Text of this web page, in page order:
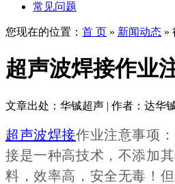
常见问题
您现在的位置： 首 页 » 新闻动态 »
超声波焊接作业
文章出处：华铖超声 | 作者：达华
超声波焊接作业注意事项
接是一种高技术，不添加
料，效率高，安全无毒！